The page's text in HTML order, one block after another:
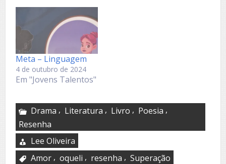
Meta – Linguagem
4 de outubro de 2024
Em "Jovens Talentos"
Drama , Literatura , Livro , Poesia ,
Resenha
Lee Oliveira
Amor , oqueli , resenha , Superação